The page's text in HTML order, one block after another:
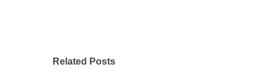
Related Posts